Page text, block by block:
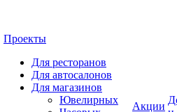
Проекты
Для ресторанов
Для автосалонов
Для магазинов
Ювелирных
Акции